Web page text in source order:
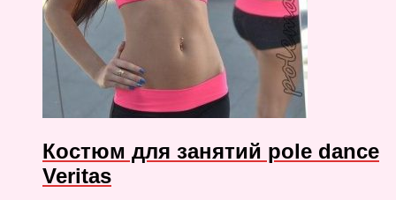
Костюм для занятий pole dance
Veritas